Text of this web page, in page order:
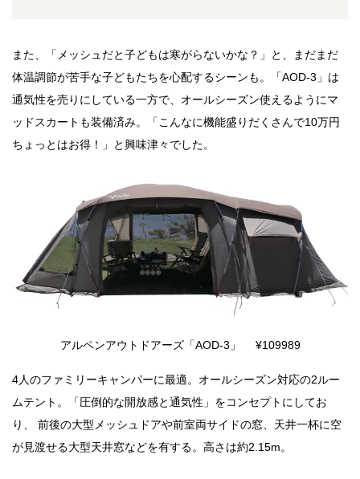
また、「メッシュだと子どもは寒がらないかな？」と、まだまだ
体温調節が苦手な子どもたちを心配するシーンも。「AOD-3」は
通気性を売りにしている一方で、オールシーズン使えるようにマ
ッドスカートも装備済み。「こんなに機能盛りだくさんで10万円
ちょっとはお得！」と興味津々でした。
アルペンアウトドアーズ「AOD-3」 ¥109989
4人のファミリーキャンパーに最適。オールシーズン対応の2ルー
ムテント。「圧倒的な開放感と通気性」をコンセプトにしてお
り、 前後の大型メッシュドアや前室両サイドの窓、天井一杯に空
が見渡せる大型天井窓などを有する。高さは約2.15m。